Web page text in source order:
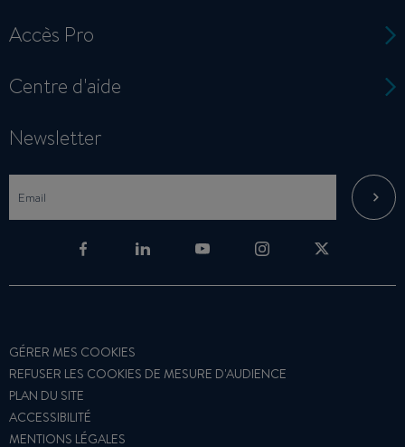
Accès Pro
Centre d'aide
Newsletter
GÉRER MES COOKIES
REFUSER LES COOKIES DE MESURE D'AUDIENCE
PLAN DU SITE
ACCESSIBILITÉ
MENTIONS LÉGALES